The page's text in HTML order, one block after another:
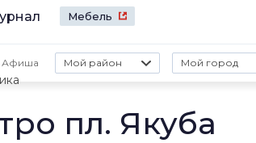
Мебель
Афиша Мой район Мой город
пл. Якуба